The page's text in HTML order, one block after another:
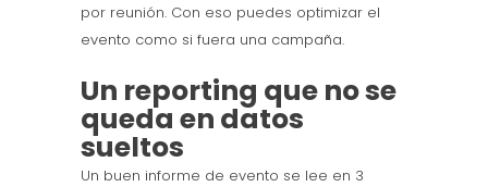
por reunión. Con eso puedes optimizar el
evento como si fuera una campaña.
Un reporting que no se
queda en datos
sueltos
Un buen informe de evento se lee en 3